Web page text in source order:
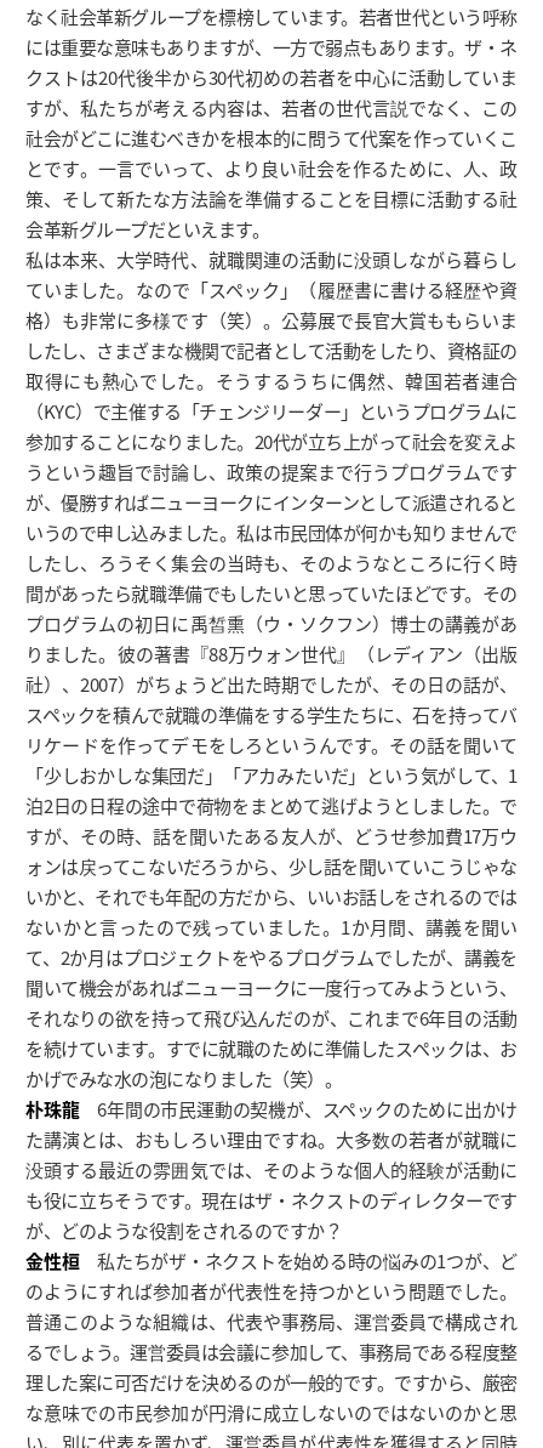
なく社会革新グループを標榜しています。若者世代という呼称
には重要な意味もありますが、一方で弱点もあります。ザ・ネ
クストは20代後半から30代初めの若者を中心に活動していま
すが、私たちが考える内容は、若者の世代言説でなく、この
社会がどこに進むべきかを根本的に問うて代案を作っていくこ
とです。一言でいって、より良い社会を作るために、人、政
策、そして新たな方法論を準備することを目標に活動する社
会革新グループだといえます。
私は本来、大学時代、就職関連の活動に没頭しながら暮らし
ていました。なので「スペック」（履歴書に書ける経歴や資
格）も非常に多様です（笑）。公募展で長官大賞ももらいま
したし、さまざまな機関で記者として活動をしたり、資格証の
取得にも熱心でした。そうするうちに偶然、韓国若者連合
（KYC）で主催する「チェンジリーダー」というプログラムに
参加することになりました。20代が立ち上がって社会を変えよ
うという趣旨で討論し、政策の提案まで行うプログラムです
が、優勝すればニューヨークにインターンとして派遣されると
いうので申し込みました。私は市民団体が何かも知りませんで
したし、ろうそく集会の当時も、そのようなところに行く時
間があったら就職準備でもしたいと思っていたほどです。その
プログラムの初日に禹皙熏（ウ・ソクフン）博士の講義があ
りました。彼の著書『88万ウォン世代』（レディアン（出版
社）、2007）がちょうど出た時期でしたが、その日の話が、
スペックを積んで就職の準備をする学生たちに、石を持ってバ
リケードを作ってデモをしろというんです。その話を聞いて
「少しおかしな集団だ」「アカみたいだ」という気がして、1
泊2日の日程の途中で荷物をまとめて逃げようとしました。で
すが、その時、話を聞いたある友人が、どうせ参加費17万ウ
ォンは戻ってこないだろうから、少し話を聞いていこうじゃな
いかと、それでも年配の方だから、いいお話しをされるのでは
ないかと言ったので残っていました。1か月間、講義を聞い
て、2か月はプロジェクトをやるプログラムでしたが、講義を
聞いて機会があればニューヨークに一度行ってみようという、
それなりの欲を持って飛び込んだのが、これまで6年目の活動
を続けています。すでに就職のために準備したスペックは、お
かげでみな水の泡になりました（笑）。
朴珠龍6年間の市民運動の契機が、スペックのために出かけ
た講演とは、おもしろい理由ですね。大多数の若者が就職に
没頭する最近の雰囲気では、そのような個人的経験が活動に
も役に立ちそうです。現在はザ・ネクストのディレクターです
が、どのような役割をされるのですか？
金性桓私たちがザ・ネクストを始める時の悩みの1つが、ど
のようにすれば参加者が代表性を持つかという問題でした。
普通このような組織は、代表や事務局、運営委員で構成され
るでしょう。運営委員は会議に参加して、事務局である程度整
理した案に可否だけを決めるのが一般的です。ですから、厳密
な意味での市民参加が円滑に成立しないのではないのかと思
い、別に代表を置かず、運営委員が代表性を獲得すると同時